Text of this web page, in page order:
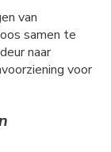
van
samen te
naar
voor